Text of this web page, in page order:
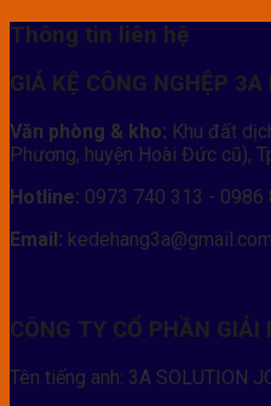
Thông tin liên hệ
GIÁ KỆ CÔNG NGHỆP 3A
Văn phòng & kho: Khu đất
Phương, huyện Hoài Đức cũ),
Hotline: 0973 740 313 - 0986
Email: kedehang3a@gmail.com
CÔNG TY CỔ PHẦN GIẢI
Tên tiếng anh: 3A SOLUTION